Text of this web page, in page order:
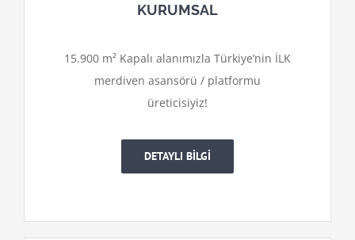
KURUMSAL
15.900 m² Kapalı alanımızla Türkiye’nin İLK
merdiven asansörü / platformu
üreticisiyiz!
DETAYLI BİLGİ